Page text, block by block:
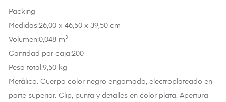
Packing
Medidas:26,00 x 46,50 x 39,50 cm
Volumen:0,048 m³
Cantidad por caja:200
Peso total:9,50 kg
Metálico. Cuerpo color negro engomado, electroplateado en
parte superior. Clip, punta y detalles en color plata. Apertura